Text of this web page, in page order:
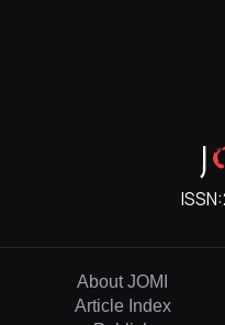
ISSN:
About JOMI
Article Index